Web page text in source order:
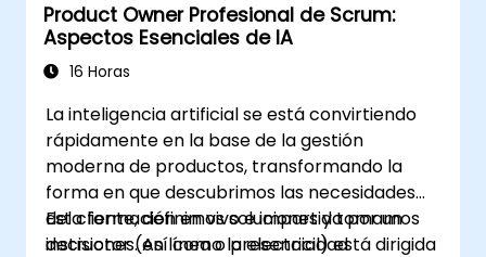
Product Owner Profesional de Scrum:
Aspectos Esenciales de IA
16 Horas
La inteligencia artificial se está convirtiendo
rápidamente en la base de la gestión
moderna de productos, transformando la
forma en que descubrimos las necesidades
del cliente, definimos soluciones y tomamos
decisiones. Así como la electricidad
Esta formación en vivo e impartida por un
instructor (en línea o presencial) está dirigida